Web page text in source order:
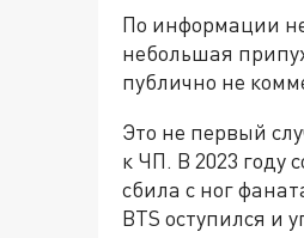
По информации
небольшая
публично не
Это не первый
к ЧП. В 2023 году
сбила с ног
BTS оступился и